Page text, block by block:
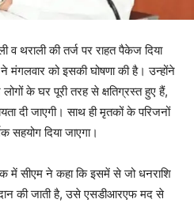
व थराली की तर्ज पर राहत पैकेज दिया
मंगलवार को इसकी घोषणा की है। उन्होंने
के घर पूरी तरह से क्षतिग्रस्त हुए हैं,
दी जाएगी। साथ ही मृतकों के परिजनों
सहयोग दिया जाएगा।
में सीएम ने कहा कि इसमें से जो धनराशि
की जाती है, उसे एसडीआरएफ मद से